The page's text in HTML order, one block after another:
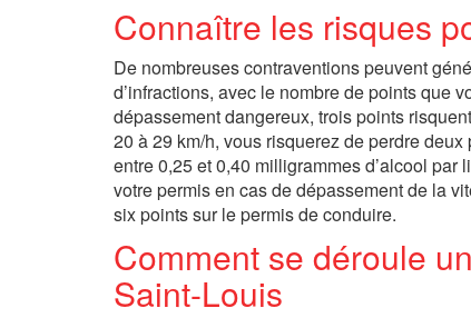
Connaître les risques
De nombreuses contraventions peuvent
d’infractions, avec le nombre de points que
dépassement dangereux, trois points
20 à 29 km/h, vous risquerez de perdre
entre 0,25 et 0,40 milligrammes d’alcool
votre permis en cas de dépassement de la
six points sur le permis de conduire.
Comment se déroule
Saint-Louis